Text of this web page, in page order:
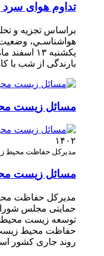
تداوم هوای سرد
براساس تجزیه و
هواشناسـي، وضعيت
یکشنبه
بارندگی از شب با
مسائل زیست
۱۴۰۲
مدیرکل حفاظت محیط
مسائل زیست
مدیرکل حفاظت
حمایتی مجلس
توسعه زیست
حفاظت محیط زیست
روند جاری کشور